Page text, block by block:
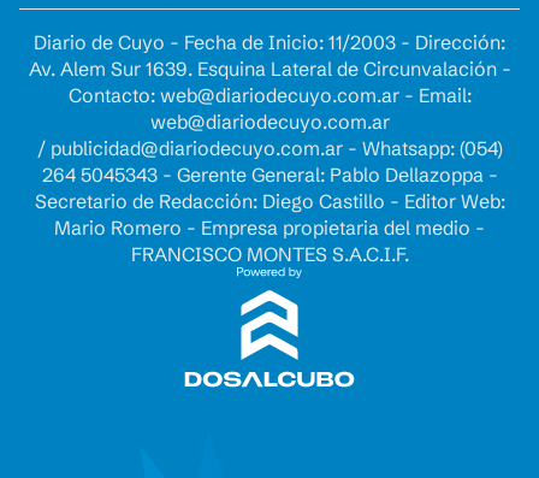
Diario de Cuyo - Fecha de Inicio: 11/2003 - Dirección:
Av. Alem Sur 1639. Esquina Lateral de Circunvalación -
Contacto: web@diariodecuyo.com.ar- Email:
web@diariodecuyo.com.ar
/ publicidad@diariodecuyo.com.ar- Whatsapp: (054)
264 5045343 - Gerente General: Pablo Dellazoppa -
Secretario de Redacción: Diego Castillo - Editor Web:
Mario Romero - Empresa propietaria del medio -
FRANCISCO MONTES S.A.C.I.F.